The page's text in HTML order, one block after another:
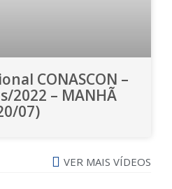
CONASCON –
2022 – MANHÃ
07)
VER MAIS VÍDEOS